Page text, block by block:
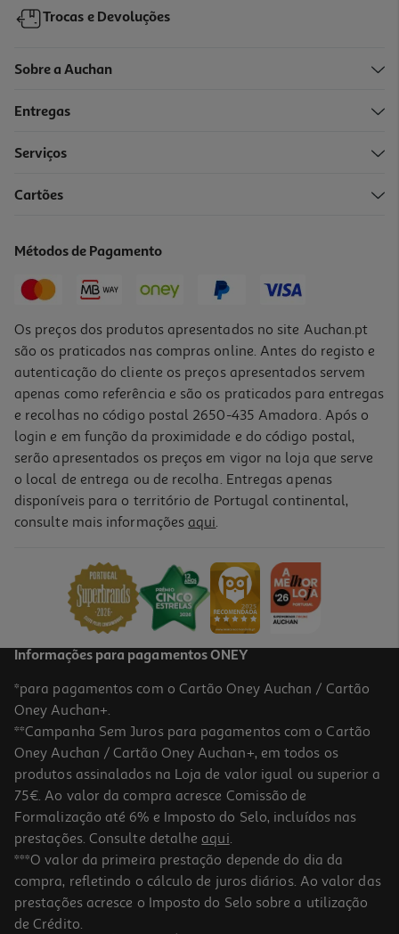
Smartband Xiaomi 10 Pro Silver
79,99 €
5.0
Smartband Xiaomi Band 10 Preta
39.99 €/un
39,99 €
Trocas e Devoluções
Sobre a Auchan
Entregas
Serviços
Cartões
Métodos de Pagamento
Os preços dos produtos apresentados no site Auchan.pt
são os praticados nas compras online. Antes do registo e
autenticação do cliente os preços apresentados servem
apenas como referência e são os praticados para entregas
e recolhas no código postal 2650-435 Amadora. Após o
login e em função da proximidade e do código postal,
serão apresentados os preços em vigor na loja que serve
o local de entrega ou de recolha. Entregas apenas
disponíveis para o território de Portugal continental,
consulte mais informações aqui.
Informações para pagamentos ONEY
*para pagamentos com o Cartão Oney Auchan / Cartão
Oney Auchan+.
**Campanha Sem Juros para pagamentos com o Cartão
Oney Auchan / Cartão Oney Auchan+, em todos os
produtos assinalados na Loja de valor igual ou superior a
75€. Ao valor da compra acresce Comissão de
Formalização até 6% e Imposto do Selo, incluídos nas
prestações. Consulte detalhe aqui.
***O valor da primeira prestação depende do dia da
compra, refletindo o cálculo de juros diários. Ao valor das
prestações acresce o Imposto do Selo sobre a utilização
de Crédito.